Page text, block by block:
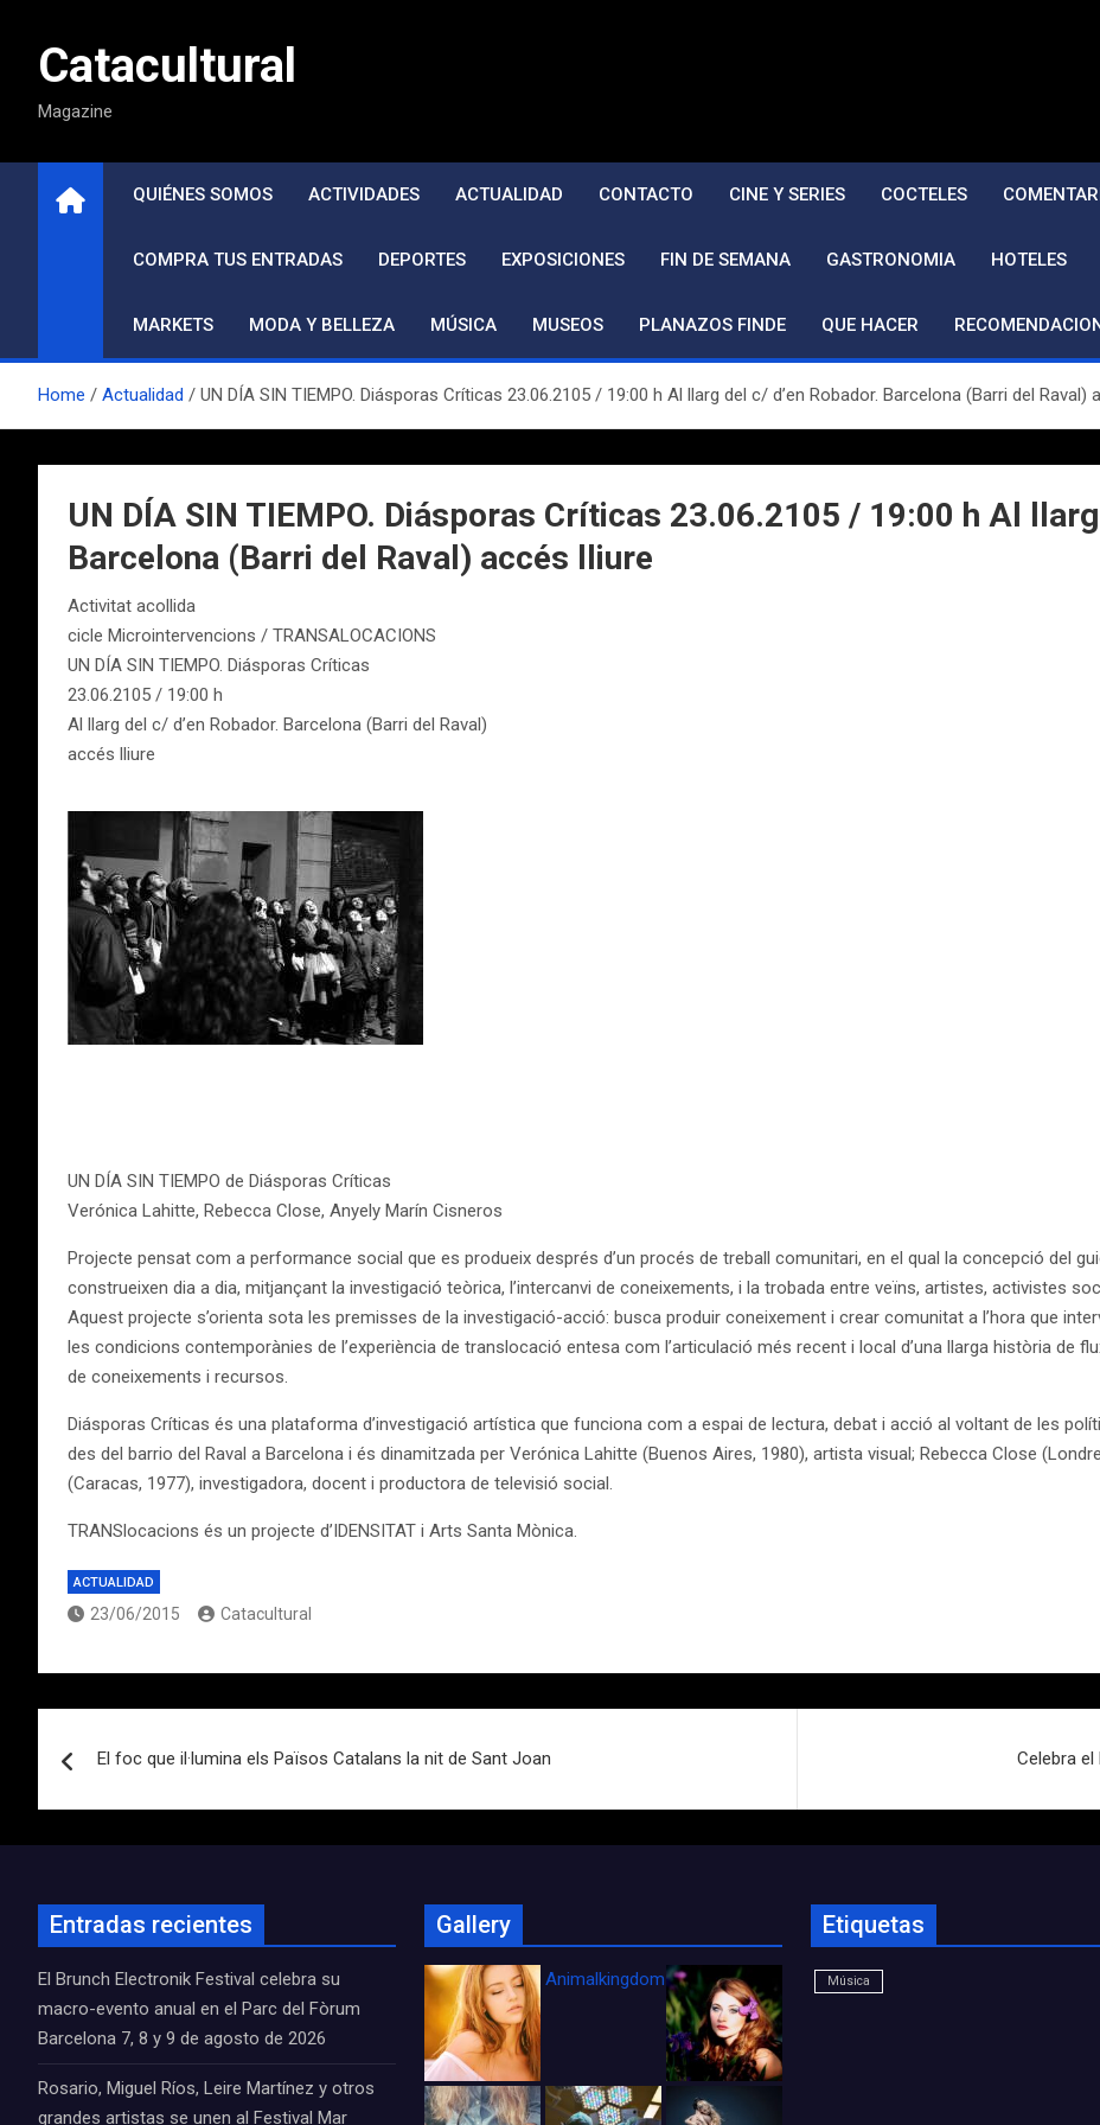
contenidoCatacultural
Magazine
QUIÉNES SOMOS ACTIVIDADES ACTUALIDAD CONTACTO CINE Y SERIES COCTELES
COMPRA TUS ENTRADAS DEPORTES EXPOSICIONES FIN DE SEMANA GASTRONOMIA HOTELES
MARKETS MODA Y BELLEZA MÚSICA MUSEOS PLANAZOS FINDE QUE HACER
Home Actualidad UN DÍA SIN TIEMPO. Diásporas Críticas 23.06.2105 / 19:00 h Al llarg del c/ d’en Robador. Barcelona (Barri del Raval)
UN DÍA SIN TIEMPO. Diásporas Críticas 23.06.2105 / 19:00 h Al
Barcelona (Barri del Raval) accés lliure
Activitat acollida
cicle Microintervencions / TRANSALOCACIONS
UN DÍA SIN TIEMPO. Diásporas Críticas
23.06.2105 / 19:00 h
Al llarg del c/ d’en Robador. Barcelona (Barri del Raval)
accés lliure
UN DÍA SIN TIEMPO de Diásporas Críticas
Verónica Lahitte, Rebecca Close, Anyely Marín Cisneros
Projecte pensat com a performance social que es produeix després d’un procés de treball comunitari, en el qual la concepció del
construeixen dia a dia, mitjançant la investigació teòrica, l’intercanvi de coneixements, i la trobada entre veïns, artistes, activistes
Aquest projecte s’orienta sota les premisses de la investigació-acció: busca produir coneixement i crear comunitat a l’hora que
les condicions contemporànies de l’experiència de translocació entesa com l’articulació més recent i local d’una llarga història de
de coneixements i recursos.
Diásporas Críticas és una plataforma d’investigació artística que funciona com a espai de lectura, debat i acció al voltant de les
des del barrio del Raval a Barcelona i és dinamitzada per Verónica Lahitte (Buenos Aires, 1980), artista visual; Rebecca Close
(Caracas, 1977), investigadora, docent i productora de televisió social.
TRANSlocacions és un projecte d’IDENSITAT i Arts Santa Mònica.
ACTUALIDAD
23/06/2015 Catacultural
de
El foc que il·lumina els Països Catalans la nit de Sant Joan Celebra el
Entradas recientes
El Brunch Electronik Festival celebra su
macro-evento anual en el Parc del Fòrum
Barcelona 7, 8 y 9 de agosto de 2026
Rosario, Miguel Ríos, Leire Martínez y otros
grandes artistas se unen al Festival Mar
Gallery
Animalkingdom_FichaCine
Etiquetas
Música